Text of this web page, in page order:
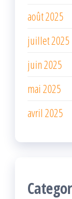
août 2025
juillet 2025
juin 2025
mai 2025
avril 2025